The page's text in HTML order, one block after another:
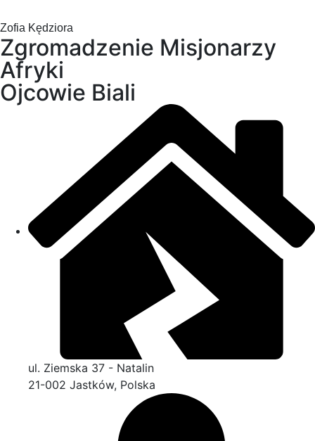
Zofia Kędziora
Zgromadzenie Misjonarzy
Afryki
Ojcowie Biali
ul. Ziemska 37 - Natalin
21-002 Jastków, Polska